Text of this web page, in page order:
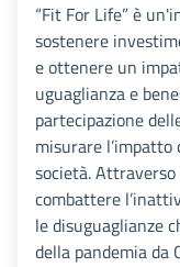
“Fit For Life” è
sostenere
e ottenere un
uguaglianza e
partecipazione
misurare l’impatto
società.
combattere
le disuguaglianze
della pandemia da